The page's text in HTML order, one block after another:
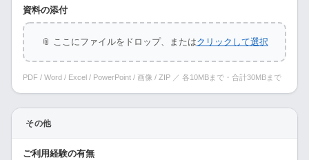
資料の添付
📎 ここにファイルをドロップ、またはクリックして選択
PDF / Word / Excel / PowerPoint / 画像 / ZIP ／ 各10MBまで・合計30MBまで
その他
ご利用経験の有無